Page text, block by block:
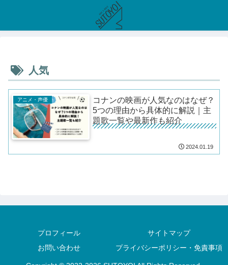
人気
アニメ・声優
コナンの映画が人気なのはなぜ？
5つの理由から具体的に解説｜主
題歌一覧や最新作も紹介
2024.01.19
プロフィール
サイトマップ
お問い合わせ
プライバシーポリシー・免責事項